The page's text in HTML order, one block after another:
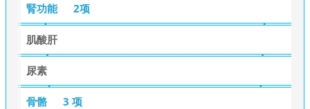
腎功能 2项
肌酸肝
尿素
骨骼 3 项